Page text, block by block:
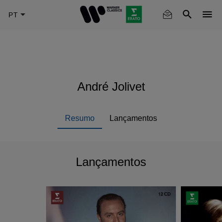
André Jolivet
Resumo Lançamentos
Lançamentos